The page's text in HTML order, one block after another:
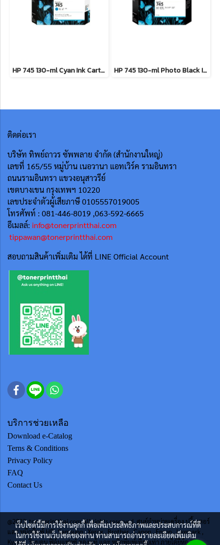
HP 745 130-ml Cyan Ink Cartridge **สินค้าเลิกผลิต EOL รุ่นทดแทนใช้ F9K03A** HP 745 130-ml Photo Black Ink Cartridge **สินค้าเลิกผลิต EOL รุ่นทดแทนใช้ F9K04A**
ติดต่อเรา
บริษัท ทิพย์ถาวร ซัพพลาย จำกัด (สำนักงานใหญ่)
เลขที่ 165/55 หมู่บ้าน เนอวานา แอทเวิร์ค รามอินทรา
ถนนรามอินทรา แขวงอนุสาวรีย์
เขตบางเขน กรุงเทพฯ 10220
เลขประจำตัวผู้เสียภาษี 0105557019005
โทรศัพท์ : 081-446-8019 ,063-592-6665
อีเมลล์: info@tonerprintthai.com
tippawan@tonerprintthai.com
สอบถามสินค้าเพิ่มเติม ได้ที่ LINE Official Account
บริการช่วยเหลือ
Download e-Catalog
Terns & Conditions
Privacy Policy
FAQ
Contact Us
@2023 tonerprintthai.com All rights reserved. ศูนย์จำหน่ายเครื่อง ปริ้นเตอร์
และ หมึกพิมพ์ HP , Samsung , Xerox , Brother , Canon , Epson , Lexmark ,
Kycera ริบบอน ฟิล์มแฟกซ์ ของแท้ และ หมึกพิมพ์เทียบเท่า ภายใต้ยี่ห้อ TTS
เว็บไซต์นี้มีการใช้งานคุกกี้ เพื่อเพิ่มประสิทธิภาพและประสบการณ์ที่ดี
ในการใช้งานเว็บไซต์ของท่าน ท่านสามารถอ่านรายละเอียดเพิ่มเติม